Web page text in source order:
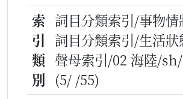
索
引
類
別
詞目分類索引/事物情
詞目分類索引/生活狀
聲母索引/02 海陸/
(5/ /55)